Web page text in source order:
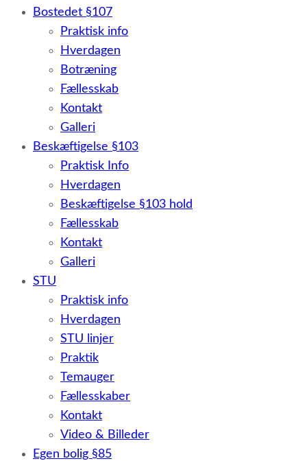
Bostedet §107
Praktisk info
Hverdagen
Botræning
Fællesskab
Kontakt
Galleri
Beskæftigelse §103
Praktisk Info
Hverdagen
Beskæftigelse §103 hold
Fællesskab
Kontakt
Galleri
STU
Praktisk info
Hverdagen
STU linjer
Praktik
Temauger
Fællesskaber
Kontakt
Video & Billeder
Egen bolig §85